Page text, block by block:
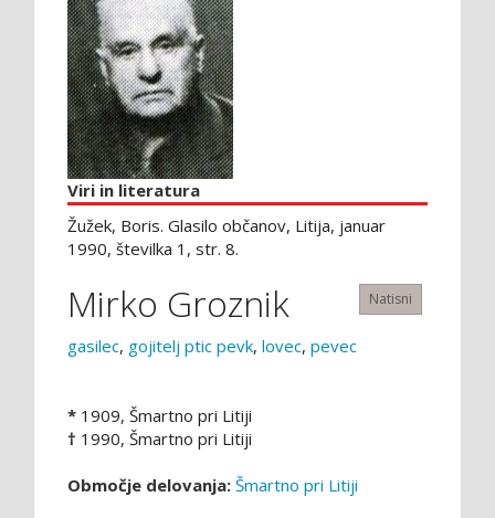
Viri in literatura
Žužek, Boris. Glasilo občanov, Litija, januar
1990, številka 1, str. 8.
Natisni
Mirko Groznik
gasilec, gojitelj ptic pevk, lovec, pevec
* 1909, Šmartno pri Litiji
† 1990, Šmartno pri Litiji
Območje delovanja: Šmartno pri Litiji